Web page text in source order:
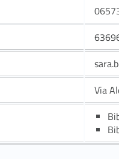
Via